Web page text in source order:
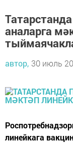
аналарга
автор, 30 июль
линейкага